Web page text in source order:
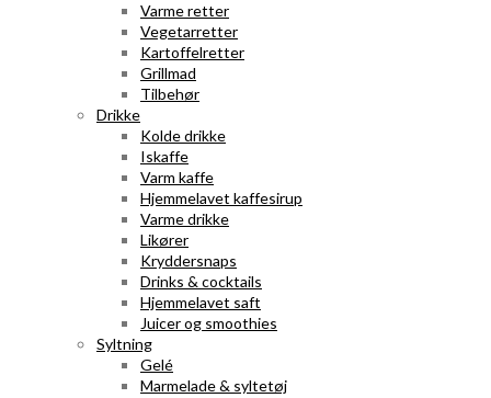
Varme retter
Vegetarretter
Kartoffelretter
Grillmad
Tilbehør
Drikke
Kolde drikke
Iskaffe
Varm kaffe
Hjemmelavet kaffesirup
Varme drikke
Likører
Kryddersnaps
Drinks & cocktails
Hjemmelavet saft
Juicer og smoothies
Syltning
Gelé
Marmelade & syltetøj